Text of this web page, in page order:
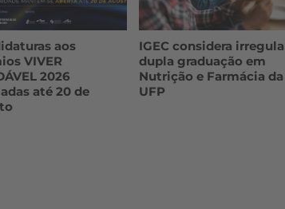
aos
VIVER
2026
até 20 de
IGEC considera
dupla graduação em
Nutrição e Farmácia da
UFP